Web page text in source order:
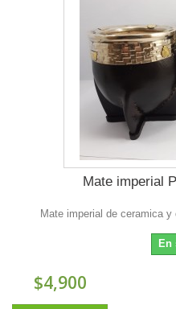
Mate imperial
Mate imperial de ceramica
En
$4,900